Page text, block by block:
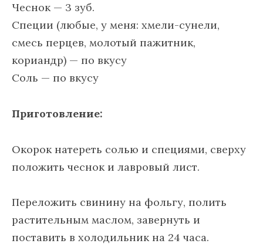
Чеснок — 3 зуб.
Специи (любые, у меня: хмели-сунели,
смесь перцев, молотый пажитник,
кориандр) — по вкусу
Соль — по вкусу
Приготовление:
Окорок натереть солью и специями, сверху
положить чеснок и лавровый лист.
Переложить свинину на фольгу, полить
растительным маслом, завернуть и
поставить в холодильник на 24 часа.